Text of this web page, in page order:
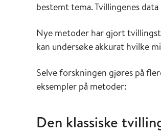
bestemt tema. Tvillingenes
Nye metoder har gjort
kan undersøke akkurat hvilke
Selve forskningen gjøres på
eksempler på metoder:
Den klassiske